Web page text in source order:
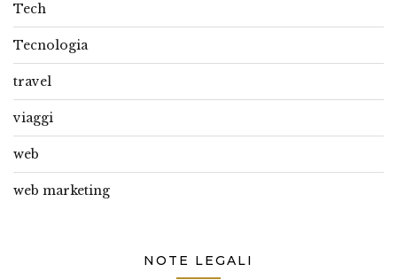
Tech
Tecnologia
travel
viaggi
web
web marketing
NOTE LEGALI